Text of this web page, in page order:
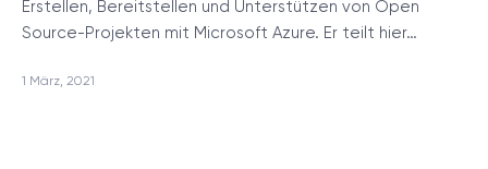
Erstellen, Bereitstellen und Unterstützen von Open
Source-Projekten mit Microsoft Azure. Er teilt hier…
1 März, 2021